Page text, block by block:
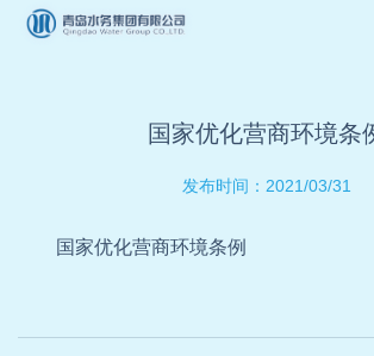
国家优化营商环境条
发布时间： 2021/03/31
国家优化营商环境条例